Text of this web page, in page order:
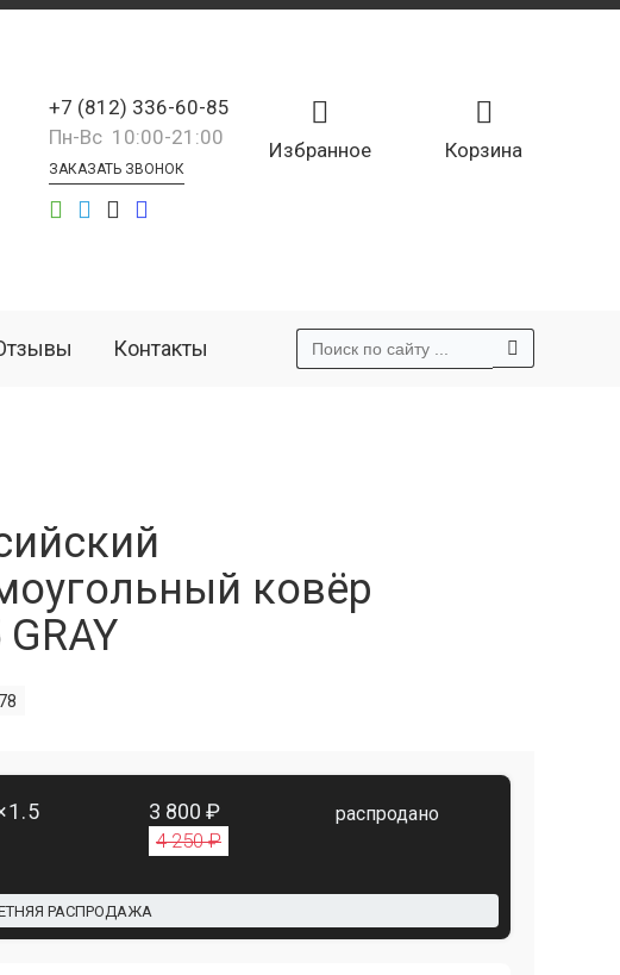
Корзина
Избранное
+7 (812) 336-60-85
Пн-Вс 10:00-21:00
ЗАКАЗАТЬ ЗВОНОК
Контакты
ковёр
3 800 ₽
4 250 ₽
распродано
РАСПРОДАЖА